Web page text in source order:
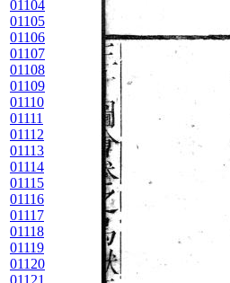
01104
01105
01106
01107
01108
01109
01110
01111
01112
01113
01114
01115
01116
01117
01118
01119
01120
01121